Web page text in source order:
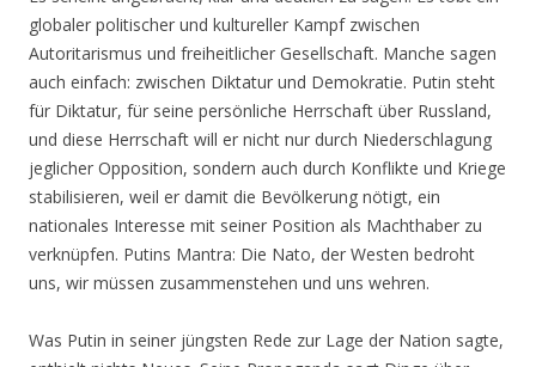
globaler politischer und kultureller Kampf zwischen
Autoritarismus und freiheitlicher Gesellschaft. Manche sagen
auch einfach: zwischen Diktatur und Demokratie. Putin steht
für Diktatur, für seine persönliche Herrschaft über Russland,
und diese Herrschaft will er nicht nur durch Niederschlagung
jeglicher Opposition, sondern auch durch Konflikte und Kriege
stabilisieren, weil er damit die Bevölkerung nötigt, ein
nationales Interesse mit seiner Position als Machthaber zu
verknüpfen. Putins Mantra: Die Nato, der Westen bedroht
uns, wir müssen zusammenstehen und uns wehren.
Was Putin in seiner jüngsten Rede zur Lage der Nation sagte,